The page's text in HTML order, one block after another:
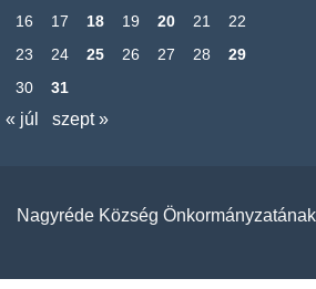
16
17 18 19 20 21
22
23
24 25 26 27 28
29
30
31
« júl szept »
Nagyréde Község